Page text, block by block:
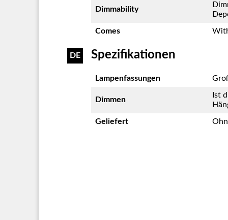
Dimmability
Comes
DE Spezifikationen
Lampenfassungen
Dimmen
Ist
Geliefert